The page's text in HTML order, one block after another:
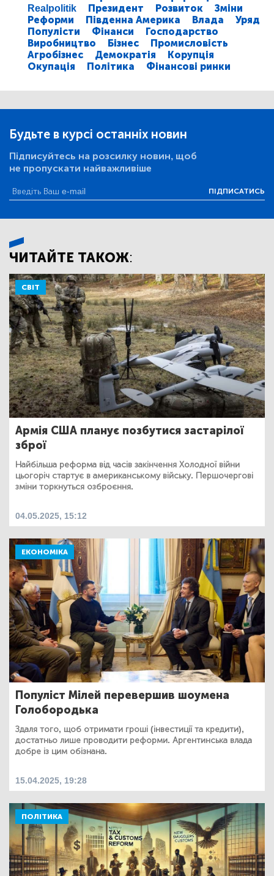
Realpolitik
Президент Розвиток
Зміни
Реформи
Південна Америка Влада
Уряд
Популісти
Фінанси
Господарство
Виробництво
Бізнес
Промисловість
Агробізнес
Демократія
Корупція
Окупація
Політика Фінансові ринки
Будьте в курсі останніх новин
Підписуйтесь на розсилку новин, щоб
не пропускати найважливіше
ПІДПИСАТИСЬ
ЧИТАЙТЕ ТАКОЖ:
СВІТ
Армія США планує позбутися застарілої
зброї
Найбільша реформа від часів закінчення Холодної війни
цьогоріч стартує в американському війську. Першочергові
зміни торкнуться озброєння.
04.05.2025, 15:12
ЕКОНОМІКА
Популіст Мілей перевершив шоумена
Голобородька
Здаля того, щоб отримати гроші (інвестиції та кредити),
достатньо лише проводити реформи. Аргентинська влада
добре із цим обізнана.
15.04.2025, 19:28
ПОЛІТИКА